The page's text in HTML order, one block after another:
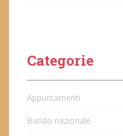
Categorie
Appuntamenti
Bando nazionale